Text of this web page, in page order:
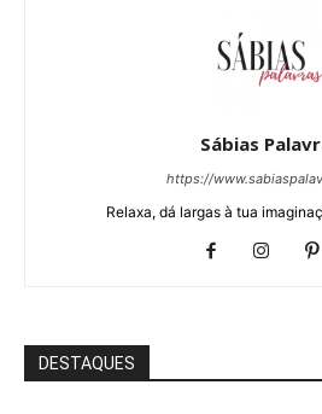
Sábias
https://
Relaxa, dá largas à tua
DESTAQUES